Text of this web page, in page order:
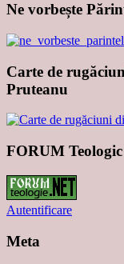
Ne vorbește
Carte de
Pruteanu
FORUM
Autentificare
Meta